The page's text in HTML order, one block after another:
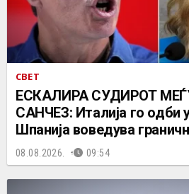
СВЕТ
ЕСКАЛИРА СУДИРОТ
САНЧЕЗ: Италија го одби
Шпанија воведува
08.08.2026. 09:54